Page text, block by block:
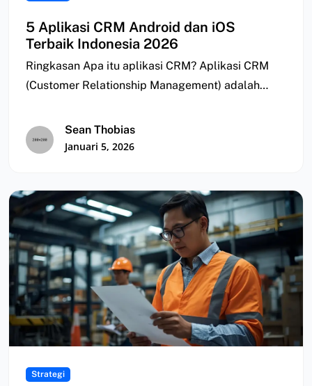
5 Aplikasi CRM Android dan iOS
Terbaik Indonesia 2026
Ringkasan Apa itu aplikasi CRM? Aplikasi CRM
(Customer Relationship Management) adalah
Sean Thobias
Januari 5, 2026
Strategi